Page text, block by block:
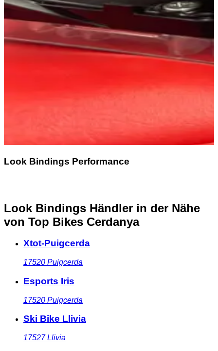
Look Bindings Performance
Look Bindings Händler in der Nähe
von Top Bikes Cerdanya
Xtot-Puigcerda
17520 Puigcerda
Esports Iris
17520 Puigcerda
Ski Bike Llivia
17527 Llivia